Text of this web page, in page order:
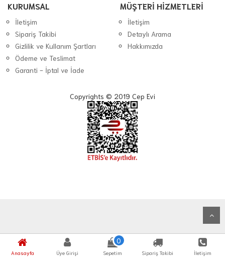
Anasayfa Üye Girişi
0
Sepetim Sipariş Takibi İletişim
KURUMSAL
İletişim
Sipariş Takibi
Gizlilik ve Kullanım Şartları
Ödeme ve Teslimat
Garanti - İptal ve İade
MÜŞTERİ HİZMETLERİ
İletişim
Detaylı Arama
Hakkımızda
Copyrights © 2019 Cep Evi